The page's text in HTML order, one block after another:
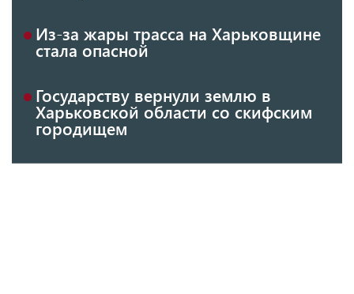
Из-за жары трасса на Харьковщине
стала опасной
Государству вернули землю в
Харьковской области со скифским
городищем